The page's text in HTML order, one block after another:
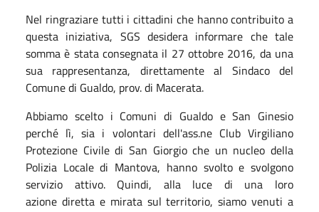
Nel ringraziare tutti i cittadini che hanno contribuito a
questa iniziativa, SGS desidera informare che tale
somma è stata consegnata il 27 ottobre 2016, da una
sua rappresentanza, direttamente al Sindaco del
Comune di Gualdo, prov. di Macerata.
Abbiamo scelto i Comuni di Gualdo e San Ginesio
perché lì, sia i volontari dell'ass.ne Club Virgiliano
Protezione Civile di San Giorgio che un nucleo della
Polizia Locale di Mantova, hanno svolto e svolgono
servizio attivo. Quindi, alla luce di una loro
azione diretta e mirata sul territorio, siamo venuti a